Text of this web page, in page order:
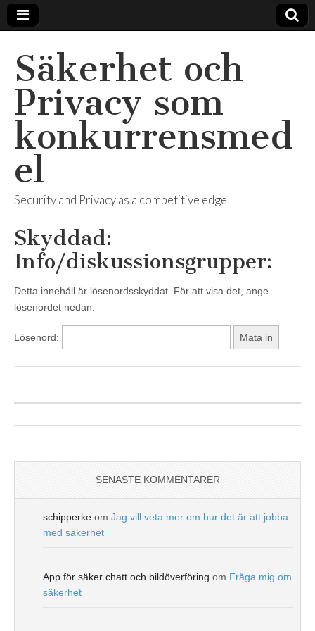
Säkerhet och
Privacy som
konkurrensmed
el
Security and Privacy as a competitive edge
Skyddad:
Info/diskussionsgrupper:
Detta innehåll är lösenordsskyddat. För att visa det, ange
lösenordet nedan.
Lösenord:
SENASTE KOMMENTARER
schipperke om Jag vill veta mer om hur det är att jobba
med säkerhet
App för säker chatt och bildöverföring om Fråga mig om
säkerhet